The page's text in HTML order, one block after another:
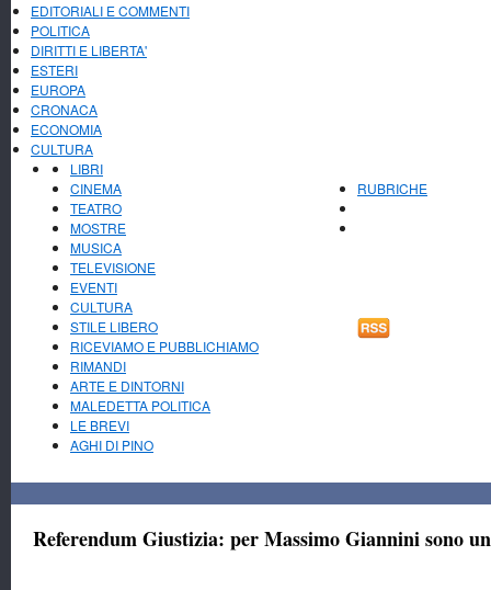
EDITORIALI E COMMENTI
POLITICA
DIRITTI E LIBERTA'
ESTERI
EUROPA
CRONACA
ECONOMIA
CULTURA
LIBRI
CINEMA
TEATRO
MOSTRE
MUSICA
TELEVISIONE
EVENTI
CULTURA
RUBRICHE
STILE LIBERO
RICEVIAMO E PUBBLICHIAMO
RIMANDI
ARTE E DINTORNI
MALEDETTA POLITICA
LE BREVI
AGHI DI PINO
Referendum Giustizia: per Massimo Giannini sono